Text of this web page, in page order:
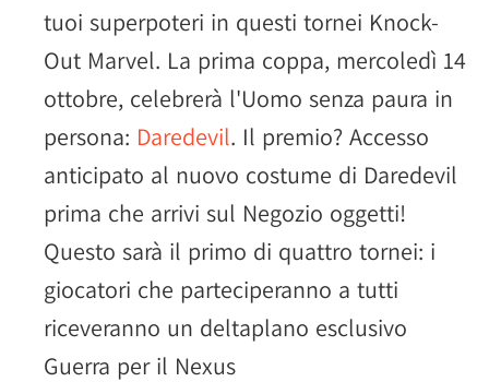
tuoi superpoteri in questi tornei Knock-
Out Marvel. La prima coppa, mercoledì 14
ottobre, celebrerà l'Uomo senza paura in
persona: Daredevil. Il premio? Accesso
anticipato al nuovo costume di Daredevil
prima che arrivi sul Negozio oggetti!
Questo sarà il primo di quattro tornei: i
giocatori che parteciperanno a tutti
riceveranno un deltaplano esclusivo
Guerra per il Nexus